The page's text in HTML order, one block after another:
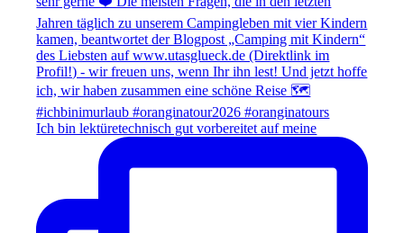
Ich bin lektüretechnisch gut vorbereitet auf meine